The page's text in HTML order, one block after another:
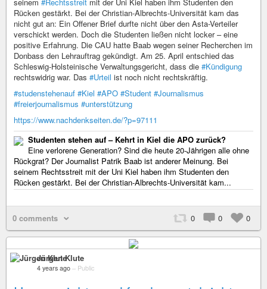
Rücken gestärkt. Bei der Christian-Albrechts-Universität kam das
nicht gut an: Ein Offener Brief durfte nicht über den Asta-Verteiler
verschickt werden. Doch die Studenten ließen nicht locker – eine
positive Erfahrung. Die CAU hatte Baab wegen seiner Recherchen im
Donbass den Lehrauftrag gekündigt. Am 25. April entschied das
Schleswig-Holsteinische Verwaltungsgericht, dass die #Kündigung
rechtswidrig war. Das #Urteil ist noch nicht rechtskräftig.
#studenstehenauf #Kiel #APO #Student #Journalismus
#freierjournalismus #unterstützung
https://www.nachdenkseiten.de/?p=97111
Studenten stehen auf – Kehrt in Kiel die APO zurück?
Eine verlorene Generation? Sind die heute 20-Jährigen alle ohne
Rückgrat? Der Journalist Patrik Baab ist anderer Meinung. Bei
seinem Rechtsstreit mit der Uni Kiel haben ihm Studenten den
Rücken gestärkt. Bei der Christian-Albrechts-Universität kam...
0 comments 0 0 0
Jürgen Klute
4 years ago – Public